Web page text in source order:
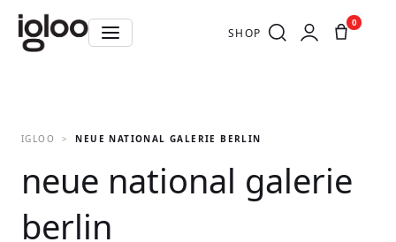
SHOP
0
IGLOO NEUE NATIONAL GALERIE BERLIN
neue national galerie
berlin